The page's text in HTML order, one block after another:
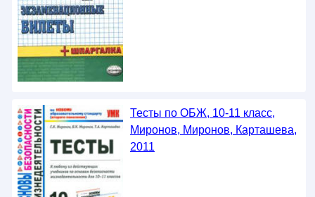
Тесты по ОБЖ, 10-11 класс,
Миронов, Миронов, Карташева,
2011